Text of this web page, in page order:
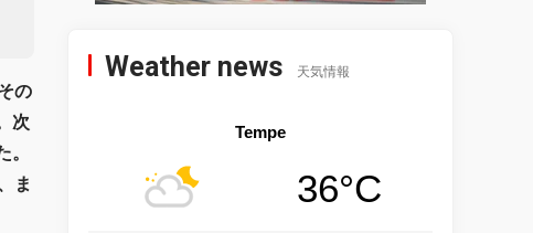
の
次
ま
Weather news 天気情報
Tempe
36°C